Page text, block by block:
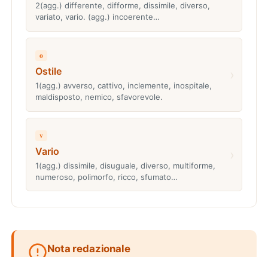
2(agg.) differente, difforme, dissimile, diverso,
variato, vario. (agg.) incoerente…
o
Ostile
1(agg.) avverso, cattivo, inclemente, inospitale,
maldisposto, nemico, sfavorevole.
v
Vario
1(agg.) dissimile, disuguale, diverso, multiforme,
numeroso, polimorfo, ricco, sfumato…
Nota redazionale